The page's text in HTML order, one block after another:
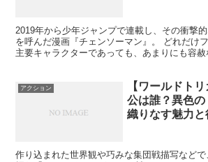
2019年から少年ジャンプで連載し、その衝撃
を呼んだ漫画『チェンソーマン』。 どれだけ
主要キャラクターであっても、あまりにも容
アクション
【ワールドト
公は誰？異色
織りなす魅力と
作り込まれた世界観や巧みな集団戦描写などで